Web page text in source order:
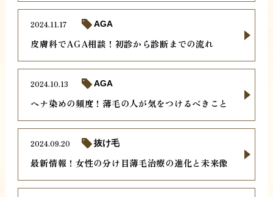
皮膚科でAGA相談！初診から診断までの流れ
2024.11.17 AGA
ヘナ染めの頻度！薄毛の人が気をつけるべきこと
2024.10.13 AGA
最新情報！女性の分け目薄毛治療の進化と未来像
2024.09.20 抜け毛